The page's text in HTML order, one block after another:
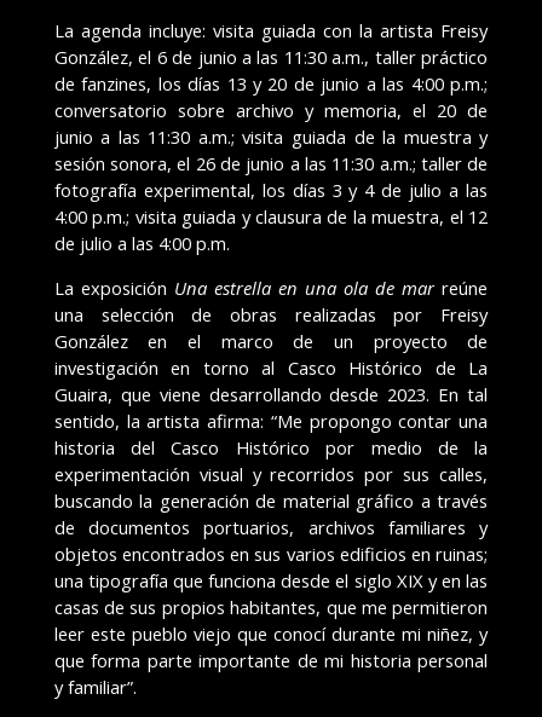
La agenda incluye: visita guiada con la artista Freisy
González, el 6 de junio a las 11:30 a.m., taller práctico
de fanzines, los días 13 y 20 de junio a las 4:00 p.m.;
conversatorio sobre archivo y memoria, el 20 de
junio a las 11:30 a.m.; visita guiada de la muestra y
sesión sonora, el 26 de junio a las 11:30 a.m.; taller de
fotografía experimental, los días 3 y 4 de julio a las
4:00 p.m.; visita guiada y clausura de la muestra, el 12
de julio a las 4:00 p.m.
La exposición Una estrella en una ola de marreúne
una selección de obras realizadas por Freisy
González en el marco de un proyecto de
investigación en torno al Casco Histórico de La
Guaira, que viene desarrollando desde 2023. En tal
sentido, la artista afirma: “Me propongo contar una
historia del Casco Histórico por medio de la
experimentación visual y recorridos por sus calles,
buscando la generación de material gráfico a través
de documentos portuarios, archivos familiares y
objetos encontrados en sus varios edificios en ruinas;
una tipografía que funciona desde el siglo XIX y en las
casas de sus propios habitantes, que me permitieron
leer este pueblo viejo que conocí durante mi niñez, y
que forma parte importante de mi historia personal
y familiar”.